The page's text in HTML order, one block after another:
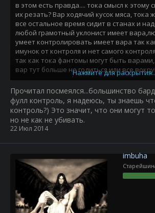
в этом есть правда.... тока смысл к этому
их резать? Вар ходячий кусок мяса, тока
все остальное время сидит в станах и
любой грамотный уклонист имеет
умеет контролировать имеет вара так
имунок от контроля и нет самого
так как тока фантомы могут быть
вар тут больше не годиться или все
другими ветками), тупее класса чем вар
извиняюсь перед всем варами всех
резкое высказывание, но разве вы сами
вар кусок мяса? А барды? сбей с них
куда их резать? а отсос маны? Даже фул
фуловых играков часа два, если он не
хрен он выйграет( не раз нарывался на
фуовый вар и играю катострафически
надоело играть за кусок мяса или как
с зубочисткой. Но вот меня пяти-крылый
минут 5 ковырял, когда любой другой
раскатал консерву). Эти два класса и
урезать их лишь понижать им самооценку.
которая опущена ниже плинтуса( их
тому пример)
Нажмите для
Прочитал посмеялся...большинство
фулл контроль, я надеюсь, ты знаешь
контроль?) Это значит, что они могут
но не как не убивать.
22 Июл 2014
imbuha